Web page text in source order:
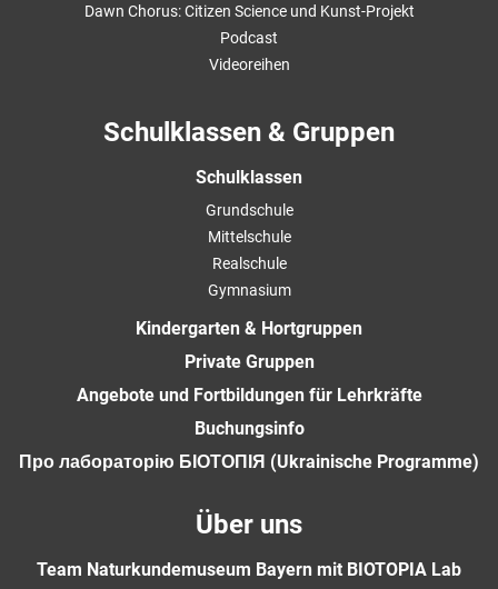
Dawn Chorus: Citizen Science und Kunst-Projekt
Podcast
Videoreihen
Schulklassen & Gruppen
Schulklassen
Grundschule
Mittelschule
Realschule
Gymnasium
Kindergarten & Hortgruppen
Private Gruppen
Angebote und Fortbildungen für Lehrkräfte
Buchungsinfo
Про лабораторію БІОТОПІЯ (Ukrainische Programme)
Über uns
Team Naturkundemuseum Bayern mit BIOTOPIA Lab